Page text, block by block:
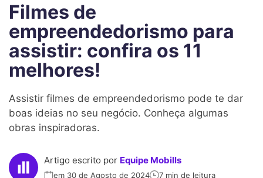
Filmes de
empreendedorismo para
assistir: confira os 11
melhores!
Assistir filmes de empreendedorismo pode te dar
boas ideias no seu negócio. Conheça algumas
obras inspiradoras.
Artigo escrito por Equipe Mobills
em 30 de Agosto de 2024 7 min de leitura